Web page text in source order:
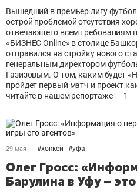
Вышедший в премьер лигу
острой проблемой отсутствия
отвечающего всем требованиям
«БИЗНЕС Online» в столице
отправился на стройку нового
генеральным директором
Газизовым. О том, каким будет
пройдет первый матч и проект
читайте в нашем репортаже
1
29 мая #хоккей #уфа
Олег Гросс:
Барулина в Уфу –